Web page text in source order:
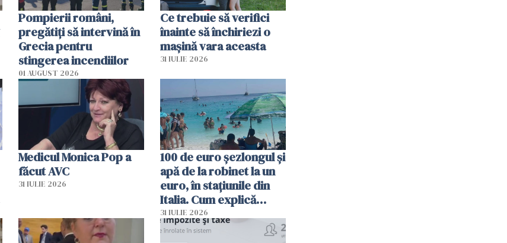
Pompierii români,
pregătiţi să intervină în
Grecia pentru
stingerea incendiilor
01 AUGUST 2026
Ce trebuie să verifici
înainte să închiriezi o
mașină vara aceasta
31 IULIE 2026
Medicul Monica Pop a
făcut AVC
31 IULIE 2026
100 de euro șezlongul și
apă de la robinet la un
euro, în stațiunile din
Italia. Cum explică
autoritățile
31 IULIE 2026